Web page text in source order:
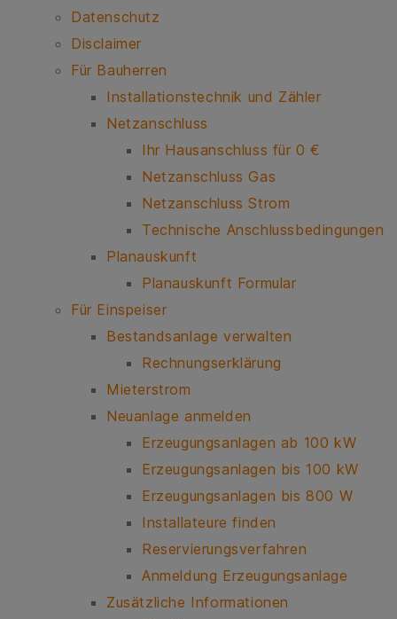
Datenschutz
Disclaimer
Für Bauherren
Installationstechnik und Zähler
Netzanschluss
Ihr Hausanschluss für 0 €
Netzanschluss Gas
Netzanschluss Strom
Technische Anschlussbedingungen
Planauskunft
Planauskunft Formular
Für Einspeiser
Bestandsanlage verwalten
Rechnungserklärung
Mieterstrom
Neuanlage anmelden
Erzeugungsanlagen ab 100 kW
Erzeugungsanlagen bis 100 kW
Erzeugungsanlagen bis 800 W
Installateure finden
Reservierungsverfahren
Anmeldung Erzeugungsanlage
Zusätzliche Informationen